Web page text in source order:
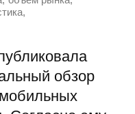
,
обзор